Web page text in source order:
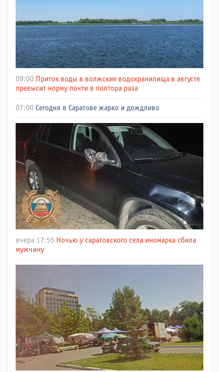
09:00 Приток воды в волжские водохранилища в августе
превысит норму почти в полтора раза
07:00 Сегодня в Саратове жарко и дождливо
вчера 17:55 Ночью у саратовского села иномарка сбила
мужчину